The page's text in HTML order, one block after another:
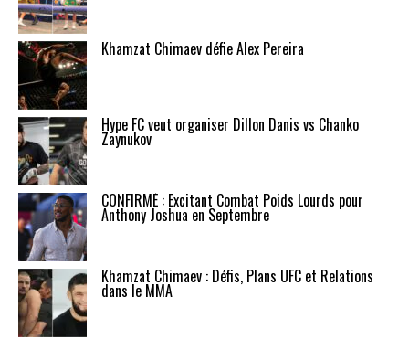
Khamzat Chimaev défie Alex Pereira
Hype FC veut organiser Dillon Danis vs Chanko
Zaynukov
CONFIRMÉ : Excitant Combat Poids Lourds pour
Anthony Joshua en Septembre
Khamzat Chimaev : Défis, Plans UFC et Relations
dans le MMA